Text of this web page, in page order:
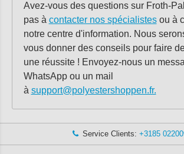
Avez-vous des questions sur Froth-
pas à contacter nos spécialistesou à
notre centre d'information. Nous
vous donner des conseils pour faire
une réussite ! Envoyez-nous un
WhatsApp ou un mail
à support@polyestershoppen.fr.
Service Clients: +3185